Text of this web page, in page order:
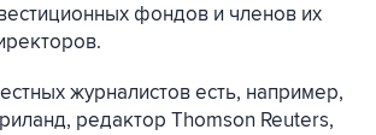
фондов и членов их
журналистов есть, например,
редактор Thomson Reuters,